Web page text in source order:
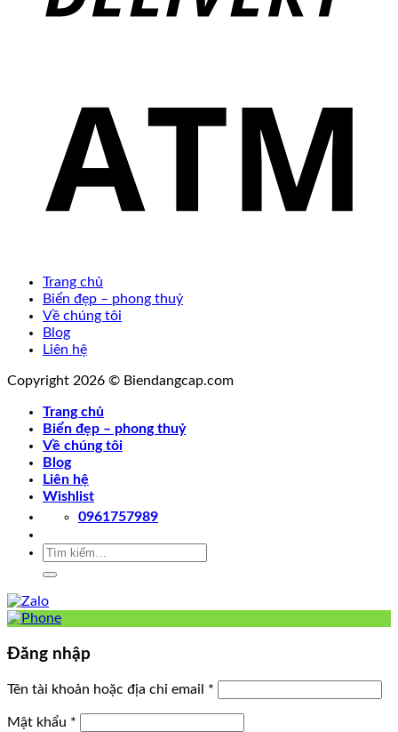
Trang chủ
Biển đẹp – phong thuỷ
Về chúng tôi
Blog
Liên hệ
Copyright 2026 © Biendangcap.com
Trang chủ
Biển đẹp – phong thuỷ
Về chúng tôi
Blog
Liên hệ
Wishlist
0961757989
Tìm
Đăng nhập
Tên tài khoản hoặc địa chỉ email *
Mật khẩu *